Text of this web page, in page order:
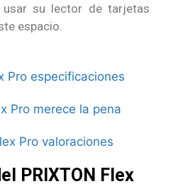
usar su lector de tarjetas
espacio.
PRIXTON Flex